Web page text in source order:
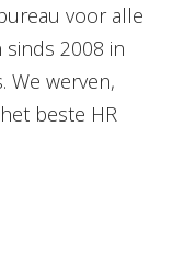
voor alle
sinds 2008 in
We werven,
beste HR